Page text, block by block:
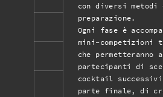
con diversi metodi
preparazione.
Ogni fase è
mini-competizioni
che permetteranno
partecipanti di
cocktail
parte finale, di